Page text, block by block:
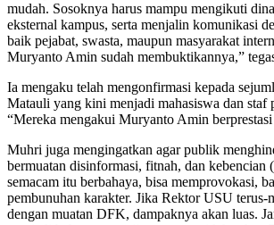
mudah. Sosoknya harus mampu mengikuti
eksternal kampus, serta menjalin komunikasi
baik pejabat, swasta, maupun masyarakat
Muryanto Amin sudah membuktikannya,”
Ia mengaku telah mengonfirmasi kepada
Matauli yang kini menjadi mahasiswa dan staf
“Mereka mengakui Muryanto Amin
Muhri juga mengingatkan agar publik
bermuatan disinformasi, fitnah, dan kebencian
semacam itu berbahaya, bisa memprovokasi,
pembunuhan karakter. Jika Rektor USU terus-
dengan muatan DFK, dampaknya akan luas.